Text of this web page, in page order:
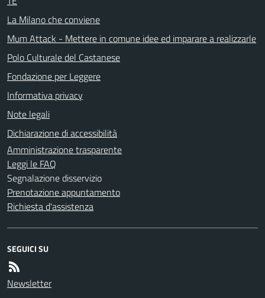
La Milano che conviene
Mum Attack - Mettere in comune idee ed imparare a realizzarle
Polo Culturale del Castanese
Fondazione per Leggere
Informativa privacy
Note legali
Dichiarazione di accessibilità
Amministrazione trasparente
Leggi le FAQ
Segnalazione disservizio
Prenotazione appuntamento
Richiesta d'assistenza
SEGUICI SU
Newsletter